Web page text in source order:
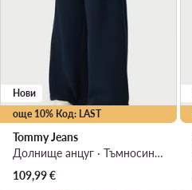
още 10% Код: LAST
Нови
Tommy Jeans
Долнище анцуг · Тъмносин · Regular Fit
109,99€